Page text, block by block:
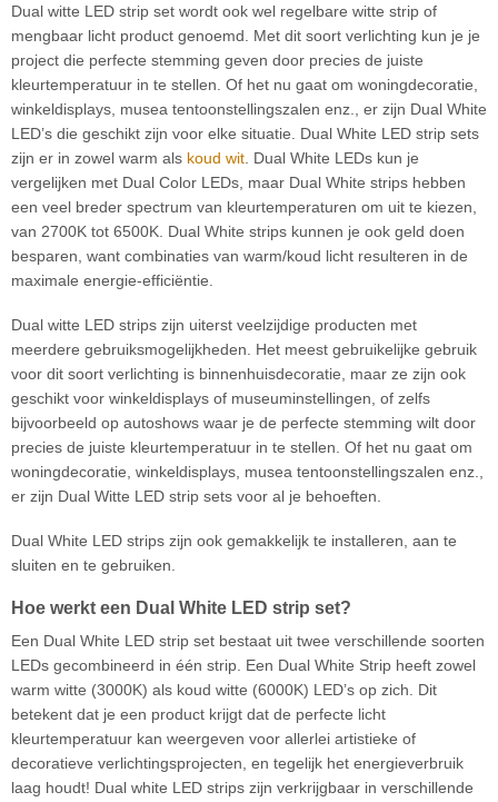
Dual witte LED strip set wordt ook wel regelbare witte strip of
mengbaar licht product genoemd. Met dit soort verlichting kun je je
project die perfecte stemming geven door precies de juiste
kleurtemperatuur in te stellen. Of het nu gaat om woningdecoratie,
winkeldisplays, musea tentoonstellingszalen enz., er zijn Dual White
LED’s die geschikt zijn voor elke situatie. Dual White LED strip sets
zijn er in zowel warm als koud wit . Dual White LEDs kun je
vergelijken met Dual Color LEDs, maar Dual White strips hebben
een veel breder spectrum van kleurtemperaturen om uit te kiezen,
van 2700K tot 6500K. Dual White strips kunnen je ook geld doen
besparen, want combinaties van warm/koud licht resulteren in de
maximale energie-efficiëntie.
Dual witte LED strips zijn uiterst veelzijdige producten met
meerdere gebruiksmogelijkheden. Het meest gebruikelijke gebruik
voor dit soort verlichting is binnenhuisdecoratie, maar ze zijn ook
geschikt voor winkeldisplays of museuminstellingen, of zelfs
bijvoorbeeld op autoshows waar je de perfecte stemming wilt door
precies de juiste kleurtemperatuur in te stellen. Of het nu gaat om
woningdecoratie, winkeldisplays, musea tentoonstellingszalen enz.,
er zijn Dual Witte LED strip sets voor al je behoeften.
Dual White LED strips zijn ook gemakkelijk te installeren, aan te
sluiten en te gebruiken.
Hoe werkt een Dual White LED strip set?
Een Dual White LED strip set bestaat uit twee verschillende soorten
LEDs gecombineerd in één strip. Een Dual White Strip heeft zowel
warm witte (3000K) als koud witte (6000K) LED’s op zich. Dit
betekent dat je een product krijgt dat de perfecte licht
kleurtemperatuur kan weergeven voor allerlei artistieke of
decoratieve verlichtingsprojecten, en tegelijk het energieverbruik
laag houdt! Dual white LED strips zijn verkrijgbaar in verschillende